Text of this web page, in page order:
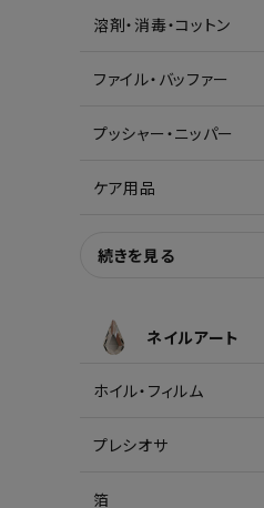
溶剤・消毒・コットン
ファイル・バッファー
プッシャー・ニッパー
ケア用品
続きを見る
ネイルアート
ホイル・フィルム
プレシオサ
箔